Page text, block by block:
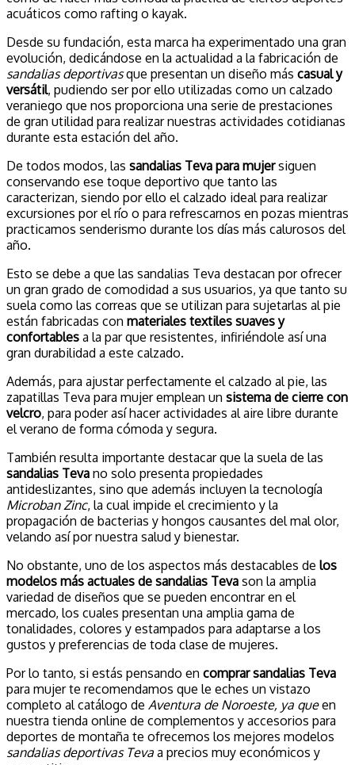
acuáticos como rafting o kayak.
Desde su fundación, esta marca ha experimentado una gran
evolución, dedicándose en la actualidad a la fabricación de
sandalias deportivasque presentan un diseño más casual y
versátil, pudiendo ser por ello utilizadas como un calzado
veraniego que nos proporciona una serie de prestaciones
de gran utilidad para realizar nuestras actividades cotidianas
durante esta estación del año.
De todos modos, las sandalias Teva para mujersiguen
conservando ese toque deportivo que tanto las
caracterizan, siendo por ello el calzado ideal para realizar
excursiones por el río o para refrescarnos en pozas mientras
practicamos senderismo durante los días más calurosos del
año.
Esto se debe a que las sandalias Teva destacan por ofrecer
un gran grado de comodidad a sus usuarios, ya que tanto su
suela como las correas que se utilizan para sujetarlas al pie
están fabricadas con materiales textiles suaves y
confortables a la par que resistentes, infiriéndole así una
gran durabilidad a este calzado.
Además, para ajustar perfectamente el calzado al pie, las
zapatillas Teva para mujer emplean un sistema de cierre con
velcro, para poder así hacer actividades al aire libre durante
el verano de forma cómoda y segura.
También resulta importante destacar que la suela de las
sandalias Teva no solo presenta propiedades
antideslizantes, sino que además incluyen la tecnología
Microban Zinc, la cual impide el crecimiento y la
propagación de bacterias y hongos causantes del mal olor,
velando así por nuestra salud y bienestar.
No obstante, uno de los aspectos más destacables de los
modelos más actuales de sandalias Teva son la amplia
variedad de diseños que se pueden encontrar en el
mercado, los cuales presentan una amplia gama de
tonalidades, colores y estampados para adaptarse a los
gustos y preferencias de toda clase de mujeres.
Por lo tanto, si estás pensando en comprar sandalias Teva
para mujer te recomendamos que le eches un vistazo
completo al catálogo de Aventura de Noroeste, ya queen
nuestra tienda online de complementos y accesorios para
deportes de montaña te ofrecemos los mejores modelos
sandalias deportivas Teva a precios muy económicos y